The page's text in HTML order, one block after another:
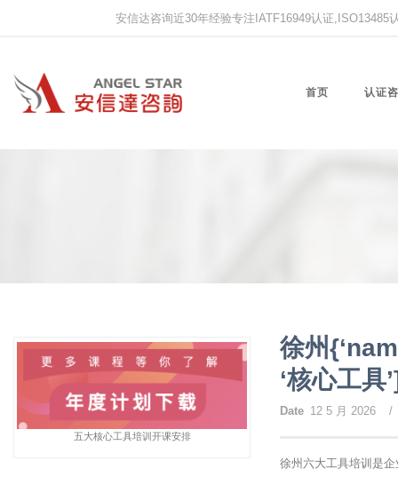
安信达咨询近30年经验专注IATF16949认证
首页 认证
徐州
‘核心工
Date 12 5 月 2026 /
徐州六大工具培训是
五大核心工具培训开课安排